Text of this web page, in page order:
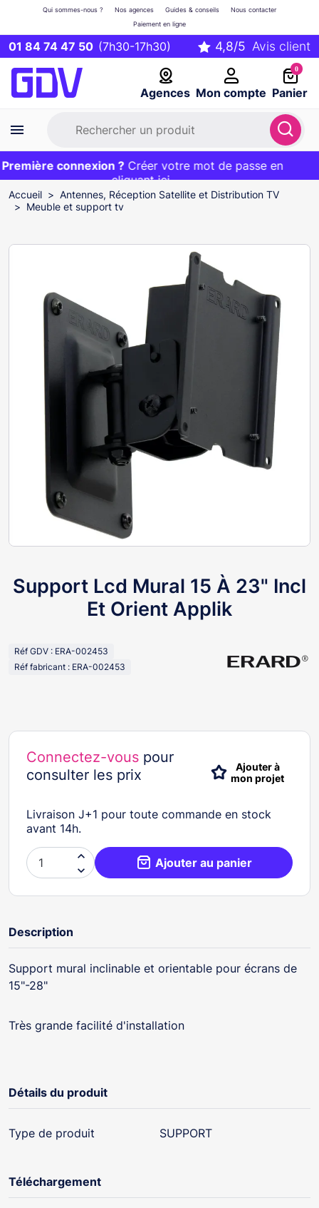
01 84 74 47 50 (7h30-17h30)
Agences Mon compte
Qui sommes-nous ? Nos agences Guides & conseils
Nous contacter
Paiement en ligne
0
Panier
Première commande ?20€ OFFERT sur votre panier
et livraison 24/48h gratuite avec le codeBIENVENUE
connexion ? Créer votre mot de passe en
cliquant ici
EXCLU WEB :
Accueil
Antennes, Réception Satellite et Distribution TV
Meuble et support tv
Support Lcd Mural 15 À 23" Incl
Et Orient Applik
Réf GDV : ERA-002453
Réf fabricant : ERA-002453
Connectez-vous pour
consulter les prix
Ajouter à
mon projet
Livraison J+1 pour toute commande en stock
avant 14h.

 Ajouter au panier
Description
Support mural inclinable et orientable pour écrans de
15"-28"
Très grande facilité d'installation
Détails du produit
Type de produit SUPPORT
Téléchargement